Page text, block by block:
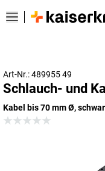
Art-Nr.: 489955 49
Schlauch- und
Kabel bis 70 mm Ø,